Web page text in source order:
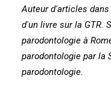
Auteur d'articles
d'un livre sur la GTR.
parodontologie à
parodontologie par la
parodontologie.